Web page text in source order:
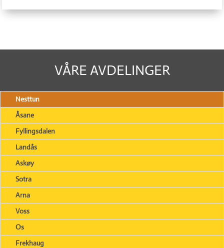
VÅRE AVDELINGER
Nesttun
Åsane
Fyllingsdalen
Landås
Askøy
Sotra
Arna
Voss
Os
Frekhaug